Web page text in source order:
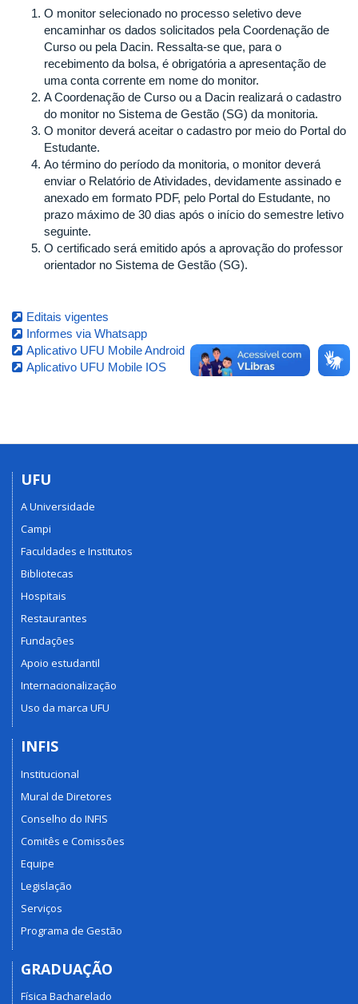
O monitor selecionado no processo seletivo deve
encaminhar os dados solicitados pela Coordenação de
Curso ou pela Dacin. Ressalta-se que, para o
recebimento da bolsa, é obrigatória a apresentação de
uma conta corrente em nome do monitor.
A Coordenação de Curso ou a Dacin realizará o cadastro
do monitor no Sistema de Gestão (SG) da monitoria.
O monitor deverá aceitar o cadastro por meio do Portal do
Estudante.
Ao término do período da monitoria, o monitor deverá
enviar o Relatório de Atividades, devidamente assinado e
anexado em formato PDF, pelo Portal do Estudante, no
prazo máximo de 30 dias após o início do semestre letivo
seguinte.
O certificado será emitido após a aprovação do professor
orientador no Sistema de Gestão (SG).
Editais vigentes
Informes via Whatsapp
Aplicativo UFU Mobile Android
Aplicativo UFU Mobile IOS
UFU
A Universidade
Campi
Faculdades e Institutos
Bibliotecas
Hospitais
Restaurantes
Fundações
Apoio estudantil
Internacionalização
Uso da marca UFU
INFIS
Institucional
Mural de Diretores
Conselho do INFIS
Comitês e Comissões
Equipe
Legislação
Serviços
Programa de Gestão
GRADUAÇÃO
Física Bacharelado